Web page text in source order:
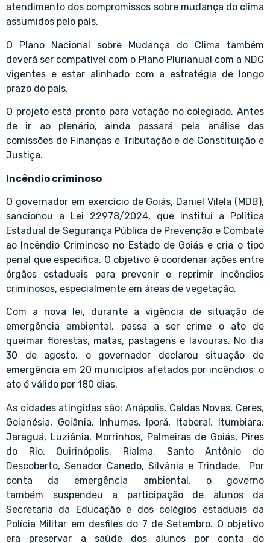
atendimento dos compromissos sobre mudança do clima
assumidos pelo país.
O Plano Nacional sobre Mudança do Clima também
deverá ser compatível com o Plano Plurianual com a NDC
vigentes e estar alinhado com a estratégia de longo
prazo do país.
O projeto está pronto para votação no colegiado. Antes
de ir ao plenário, ainda passará pela análise das
comissões de Finanças e Tributação e de Constituição e
Justiça.
Incêndio criminoso
O governador em exercício de Goiás, Daniel Vilela (MDB),
sancionou a Lei 22978/2024, que institui a Política
Estadual de Segurança Pública de Prevenção e Combate
ao Incêndio Criminoso no Estado de Goiás e cria o tipo
penal que especifica. O objetivo é coordenar ações entre
órgãos estaduais para prevenir e reprimir incêndios
criminosos, especialmente em áreas de vegetação.
Com a nova lei, durante a vigência de situação de
emergência ambiental, passa a ser crime o ato de
queimar florestas, matas, pastagens e lavouras. No dia
30 de agosto, o governador declarou situação de
emergência em 20 municípios afetados por incêndios; o
ato é válido por 180 dias.
As cidades atingidas são: Anápolis, Caldas Novas, Ceres,
Goianésia, Goiânia, Inhumas, Iporá, Itaberaí, Itumbiara,
Jaraguá, Luziânia, Morrinhos, Palmeiras de Goiás, Pires
do Rio, Quirinópolis, Rialma, Santo Antônio do
Descoberto, Senador Canedo, Silvânia e Trindade. Por
conta da emergência ambiental, o governo
também suspendeu a participação de alunos da
Secretaria da Educação e dos colégios estaduais da
Polícia Militar em desfiles do 7 de Setembro. O objetivo
era preservar a saúde dos alunos por conta do